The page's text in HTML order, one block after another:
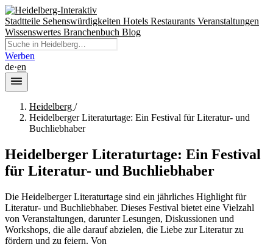
Stadtteile Sehenswürdigkeiten Hotels Restaurants Veranstaltungen
Wissenswertes Branchenbuch Blog
Werben
de·en
Heidelberg /
Heidelberger Literaturtage: Ein Festival für Literatur- und
Buchliebhaber
Heidelberger Literaturtage: Ein Festival
für Literatur- und Buchliebhaber
Die Heidelberger Literaturtage sind ein jährliches Highlight für
Literatur- und Buchliebhaber. Dieses Festival bietet eine Vielzahl
von Veranstaltungen, darunter Lesungen, Diskussionen und
Workshops, die alle darauf abzielen, die Liebe zur Literatur zu
fördern und zu feiern. Von